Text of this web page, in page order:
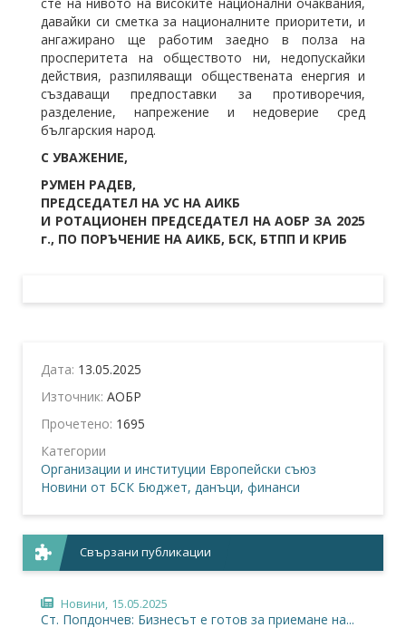
сте на нивото на високите национални очаквания,
давайки си сметка за националните приоритети, и
ангажирано ще работим заедно в полза на
просперитета на обществото ни, недопускайки
действия, разпиляващи обществената енергия и
създаващи предпоставки за противоречия,
разделение, напрежение и недоверие сред
българския народ.
С УВАЖЕНИЕ,
РУМЕН РАДЕВ,
ПРЕДСЕДАТЕЛ НА УС НА АИКБ
И РОТАЦИОНЕН ПРЕДСЕДАТЕЛ НА АОБР ЗА 2025
г., ПО ПОРЪЧЕНИЕ НА АИКБ, БСК, БТПП И КРИБ
Дата: 13.05.2025
Източник: АОБР
Прочетено: 1695
Категории
Организации и институции Европейски съюз
Новини от БСК Бюджет, данъци, финанси
Свързани публикации
Новини, 15.05.2025
Ст. Попдончев: Бизнесът е готов за приемане на...